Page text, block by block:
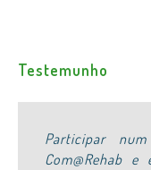
Testemunho
Participar
Com@Rehab